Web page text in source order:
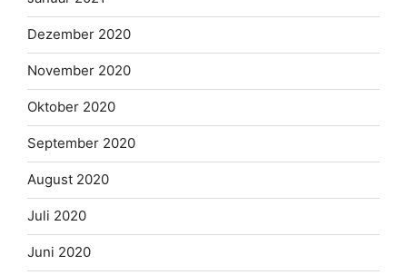
Dezember 2020
November 2020
Oktober 2020
September 2020
August 2020
Juli 2020
Juni 2020